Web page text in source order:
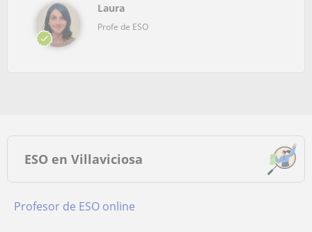
Laura
Profe de ESO
ESO en Villaviciosa
Profesor de ESO online